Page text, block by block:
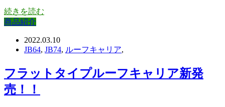
続きを読む
商品紹介
2022.03.10
JB64, JB74, ルーフキャリア,
フラットタイプルーフキャリア新発
売！！